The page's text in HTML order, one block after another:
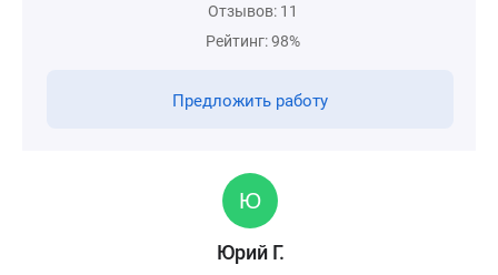
Отзывов: 11
Рейтинг: 98%
Предложить работу
Юрий Г.